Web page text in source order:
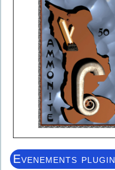
Evenements plugin